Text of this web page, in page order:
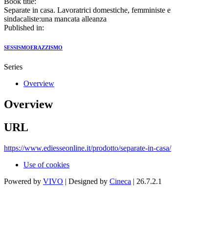
Separate in casa. Lavoratrici domestiche, femministe e
sindacaliste:una mancata alleanza
Published in:
SESSISMOERAZZISMO
Series
Overview
Overview
URL
https://www.ediesseonline.it/prodotto/separate-in-casa/
Use of cookies
Powered by VIVO | Designed by Cineca | 26.7.2.1